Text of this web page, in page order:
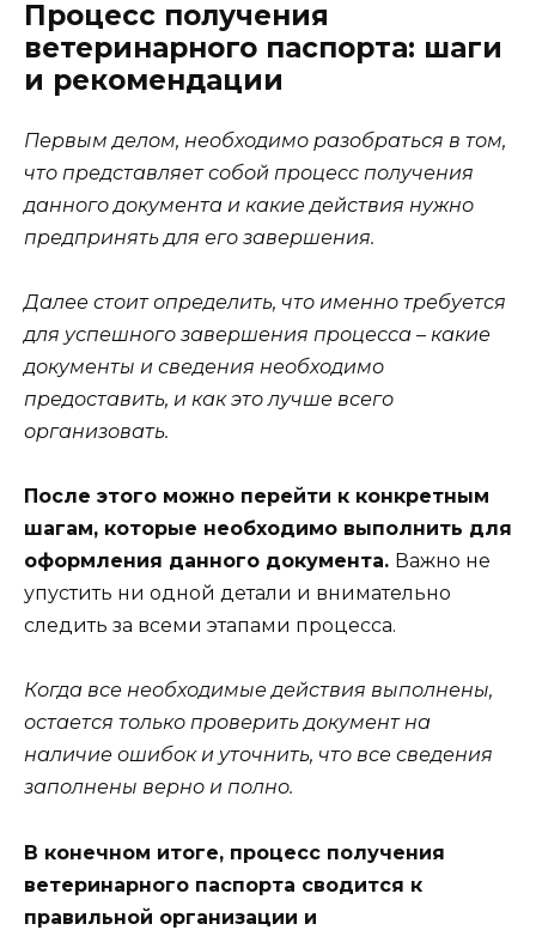
Процесс получения
ветеринарного паспорта: шаги
и рекомендации
Первым делом, необходимо разобраться в том,
что представляет собой процесс получения
данного документа и какие действия нужно
предпринять для его завершения.
Далее стоит определить, что именно требуется
для успешного завершения процесса – какие
документы и сведения необходимо
предоставить, и как это лучше всего
организовать.
После этого можно перейти к конкретным
шагам, которые необходимо выполнить для
оформления данного документа. Важно не
упустить ни одной детали и внимательно
следить за всеми этапами процесса.
Когда все необходимые действия выполнены,
остается только проверить документ на
наличие ошибок и уточнить, что все сведения
заполнены верно и полно.
В конечном итоге, процесс получения
ветеринарного паспорта сводится к
правильной организации и